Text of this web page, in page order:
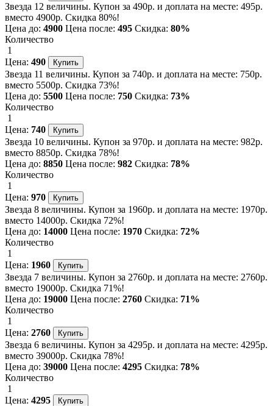
Звезда 12 величины. Купон за 490р. и доплата на месте: 495р.
вместо 4900р. Скидка 80%!
Цена до: 4900 Цена после: 495 Скидка: 80%
Количество
1
Цена: 490
Звезда 11 величины. Купон за 740р. и доплата на месте: 750р.
вместо 5500р. Скидка 73%!
Цена до: 5500 Цена после: 750 Скидка: 73%
Количество
1
Цена: 740
Звезда 10 величины. Купон за 970р. и доплата на месте: 982р.
вместо 8850р. Скидка 78%!
Цена до: 8850 Цена после: 982 Скидка: 78%
Количество
1
Цена: 970
Звезда 8 величины. Купон за 1960р. и доплата на месте: 1970р.
вместо 14000р. Скидка 72%!
Цена до: 14000 Цена после: 1970 Скидка: 72%
Количество
1
Цена: 1960
Звезда 7 величины. Купон за 2760р. и доплата на месте: 2760р.
вместо 19000р. Скидка 71%!
Цена до: 19000 Цена после: 2760 Скидка: 71%
Количество
1
Цена: 2760
Звезда 6 величины. Купон за 4295р. и доплата на месте: 4295р.
вместо 39000р. Скидка 78%!
Цена до: 39000 Цена после: 4295 Скидка: 78%
Количество
1
Цена: 4295